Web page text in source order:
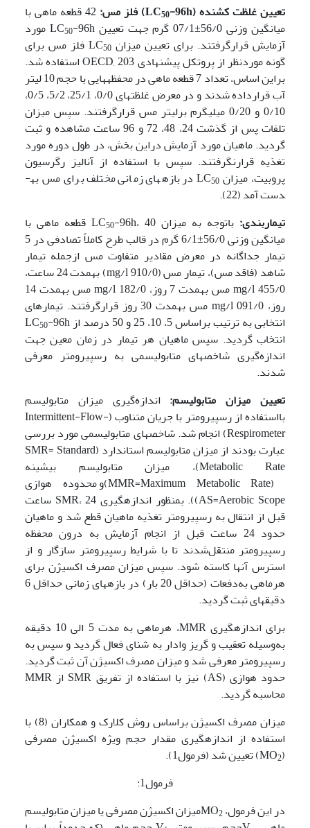
تعیین غلظت کشنده (
LC50-96h ) فلز مس:
42 قطعه ماهی با
میانگین وزنی 56/0±07/1 گرم جهت تعیین LC
50
-96h مورد
آزمایش قرارگرفتند. برای تعیین میزان LC 50
فلز مس برای
گونه موردنظر از پروتکل پیشنهادی OECD, 203 استفاده شد.
براین اساس، تعداد 7 قطعه ماهی در محفظه­هایی با حجم 10 لیتر
آب قرارداده شدند و در معرض غلظت­های 0/0، 25/1، 5/2، 0/5،
0/10 و 0/20 میلی­گرم برلیتر مس قرارگرفتند. سپس میزان
تلفات پس از گذشت 24، 48، 72 و 96 ساعت مشاهده و ثبت
گردید. ماهیان مورد آزمایش دراین بخش، در طول دوره مورد
تغذیه قرارنگرفتند. سپس با استفاده از آنالیز رگرسیون
پروبیت، میزان LC50 در بازه­های زمانی مختلف برای مس به­
دست آمد (22).
تیماربندی: باتوجه به میزان LC 50
-96h، 40 قطعه ماهی با
میانگین وزنی 56/0±6/1 گرم در قالب طرح کاملاً تصادفی در 5
تیمار جداگانه در معرض مقادیر متفاوت مس ازجمله تیمار
شاهد (فاقد مس)، تیمار مس (mg/l 910/0) به­مدت 24 ساعت،
mg/l 455/0 مس به­مدت 7 روز، mg/l 182/0 مس به­مدت 14
روز، mg/l 091/0 مس به­مدت 30 روز قرارگرفتند. تیمار­های
انتخابی به ترتیب براساس 5، 10، 25 و 50 درصد از LC
50-96h
انتخاب گردید. سپس ماهیان هر تیمار در زمان معین جهت
اندازه‌گیری شاخص­های متابولیسمی به رسپیرومتر معرفی
شدند.
تعیین میزان متابولیسم: اندازه‌گیری میزان متابولیسم
بااستفاده از رسپیرومتر با جریان متناوب (Intermittent-Flow-
Respirometer) انجام شد. شاخصهای متابولیسمی مورد بررسی
عبارت بودند از میزان متابولیسم استاندارد (SMR= Standard
Metabolic Rate)، میزان متابولیسم بیشینه
(MMR=Maximum Metabolic Rate)و محدوده هوازی
AS=Aerobic Scope)). بمنظور اندازه­گیری SMR، 24 ساعت
قبل از انتقال به رسپیرومتر تغذیه ماهیان قطع شد و ماهیان
حدود 24 ساعت قبل از انجام آزمایش به درون محفظه
رسپیرومتر منتقل‌شدند تا با شرایط رسپیرومتر سازگار و از
استرس آنها کاسته شود. سپس میزان مصرف اکسیژن برای
هرماهی به‌دفعات (حداقل 20 بار) در بازه­های زمانی حداقل 6
دقیقه­ای ثبت گردید.
برای اندازه­گیری MMR، هرماهی به مدت 5 الی 10 دقیقه
به‌وسیله‌ تعقیب و گریز وادار به شنای فعال گردید و سپس به
رسپیرومتر معرفی شد و میزان مصرف اکسیژن آن ثبت گردید.
حدود هوازی (AS) نیز با استفاده از تفریق SMR از MMR
محاسبه گردید.
میزان مصرف اکسیژن براساس روش کلارک و همکاران (8) با
استفاده از اندازه­گیری مقدار حجم ویژه اکسیژن مصرفی
(MO
2
) تعیین شد (فرمول1).
فرمول1:
در این فرمول، MO2
میزان اکسیژن مصرفی یا میزان متابولیسم